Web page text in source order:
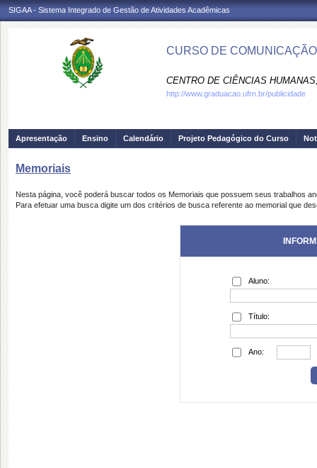
SIGAA - Sistema Integrado de Gestão de Atividades Acadêmicas
CURSO DE
CENTRO DE CIÊNCIAS
http://www.graduacao.ufrn.br/publicidade
Apresentação Ensino Calendário Projeto Pedagógico do Curso
Memoriais
Nesta página, você poderá buscar todos os Memoriais que possuem seus trabalhos
Para efetuar uma busca digite um dos critérios de busca referente ao memorial que
Aluno:
Título:
Ano: